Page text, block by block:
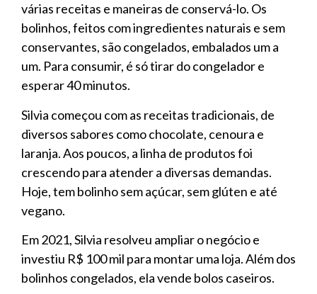
várias receitas e maneiras de conservá-lo. Os
bolinhos, feitos com ingredientes naturais e sem
conservantes, são congelados, embalados um a
um. Para consumir, é só tirar do congelador e
esperar 40 minutos.
Silvia começou com as receitas tradicionais, de
diversos sabores como chocolate, cenoura e
laranja. Aos poucos, a linha de produtos foi
crescendo para atender a diversas demandas.
Hoje, tem bolinho sem açúcar, sem glúten e até
vegano.
Em 2021, Silvia resolveu ampliar o negócio e
investiu R$ 100 mil para montar uma loja. Além dos
bolinhos congelados, ela vende bolos caseiros.